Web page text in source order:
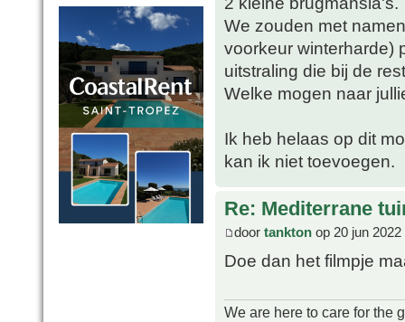
We zouden met
voorkeur winterharde)
uitstraling die bij de
Welke mogen naar
Ik heb helaas op dit
kan ik niet toevoegen.
Re: Mediterrane
door tankton op 20 jun 2022
Doe dan het filmpje
We are here to care for the